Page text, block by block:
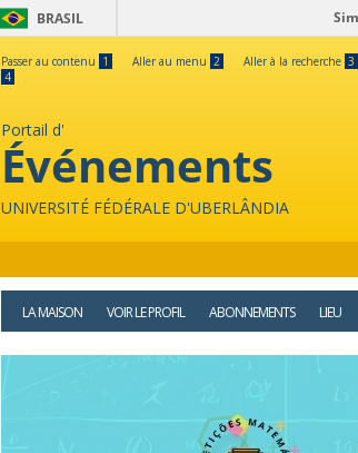
BRASIL
Passer au contenu 1 Aller au menu 2 Aller à la recherche 3
4
Portail d'
Événements
UNIVERSITÉ FÉDÉRALE D'UBERLÂNDIA
LA MAISON VOIR LE PROFIL ABONNEMENTS LIEU